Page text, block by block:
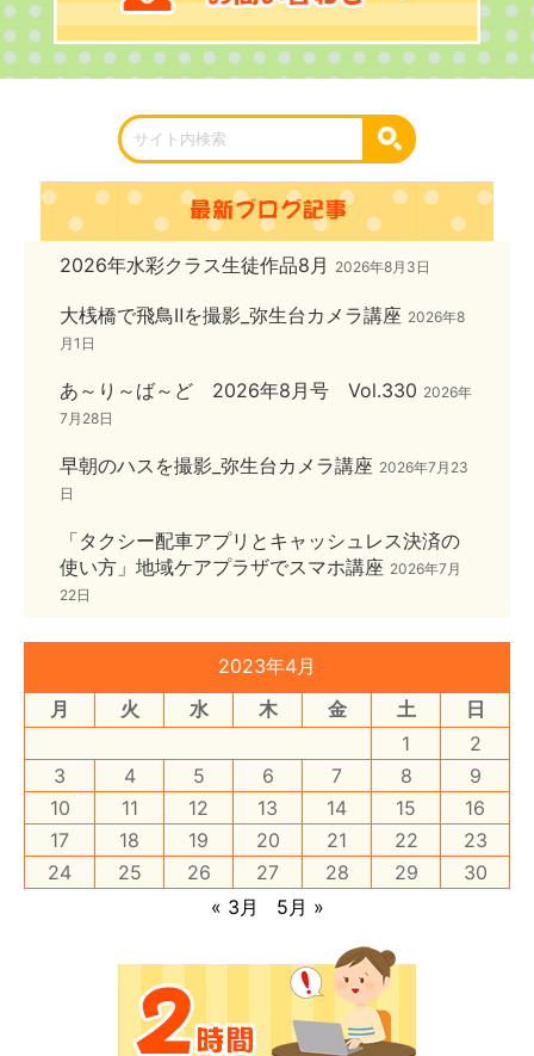
2026年水彩クラス生徒作品8月 2026年8月3日
大桟橋で飛鳥Ⅱを撮影_弥生台カメラ講座 2026年8
月1日
あ～り～ば～ど 2026年8月号 Vol.330 2026年
7月28日
早朝のハスを撮影_弥生台カメラ講座 2026年7月23
日
「タクシー配車アプリとキャッシュレス決済の
使い方」地域ケアプラザでスマホ講座 2026年7月
22日
2023年4月
月
火 水 木 金 土
日
1
2
3
4 5 6 7 8
9
10
11 12 13 14 15
16
17
18 19 20 21 22
23
24
25 26 27 28 29
30
« 3月
5月 »